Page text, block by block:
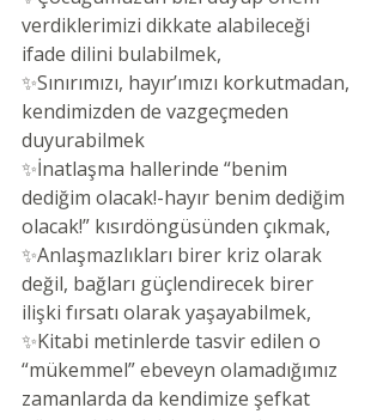
verdiklerimizi dikkate alabileceği
ifade dilini bulabilmek,
✨Sınırımızı, hayır’ımızı korkutmadan,
kendimizden de vazgeçmeden
duyurabilmek
✨İnatlaşma hallerinde “benim
dediğim olacak!-hayır benim dediğim
olacak!” kısırdöngüsünden çıkmak,
✨Anlaşmazlıkları birer kriz olarak
değil, bağları güçlendirecek birer
ilişki fırsatı olarak yaşayabilmek,
✨Kitabi metinlerde tasvir edilen o
“mükemmel” ebeveyn olamadığımız
zamanlarda da kendimize şefkat